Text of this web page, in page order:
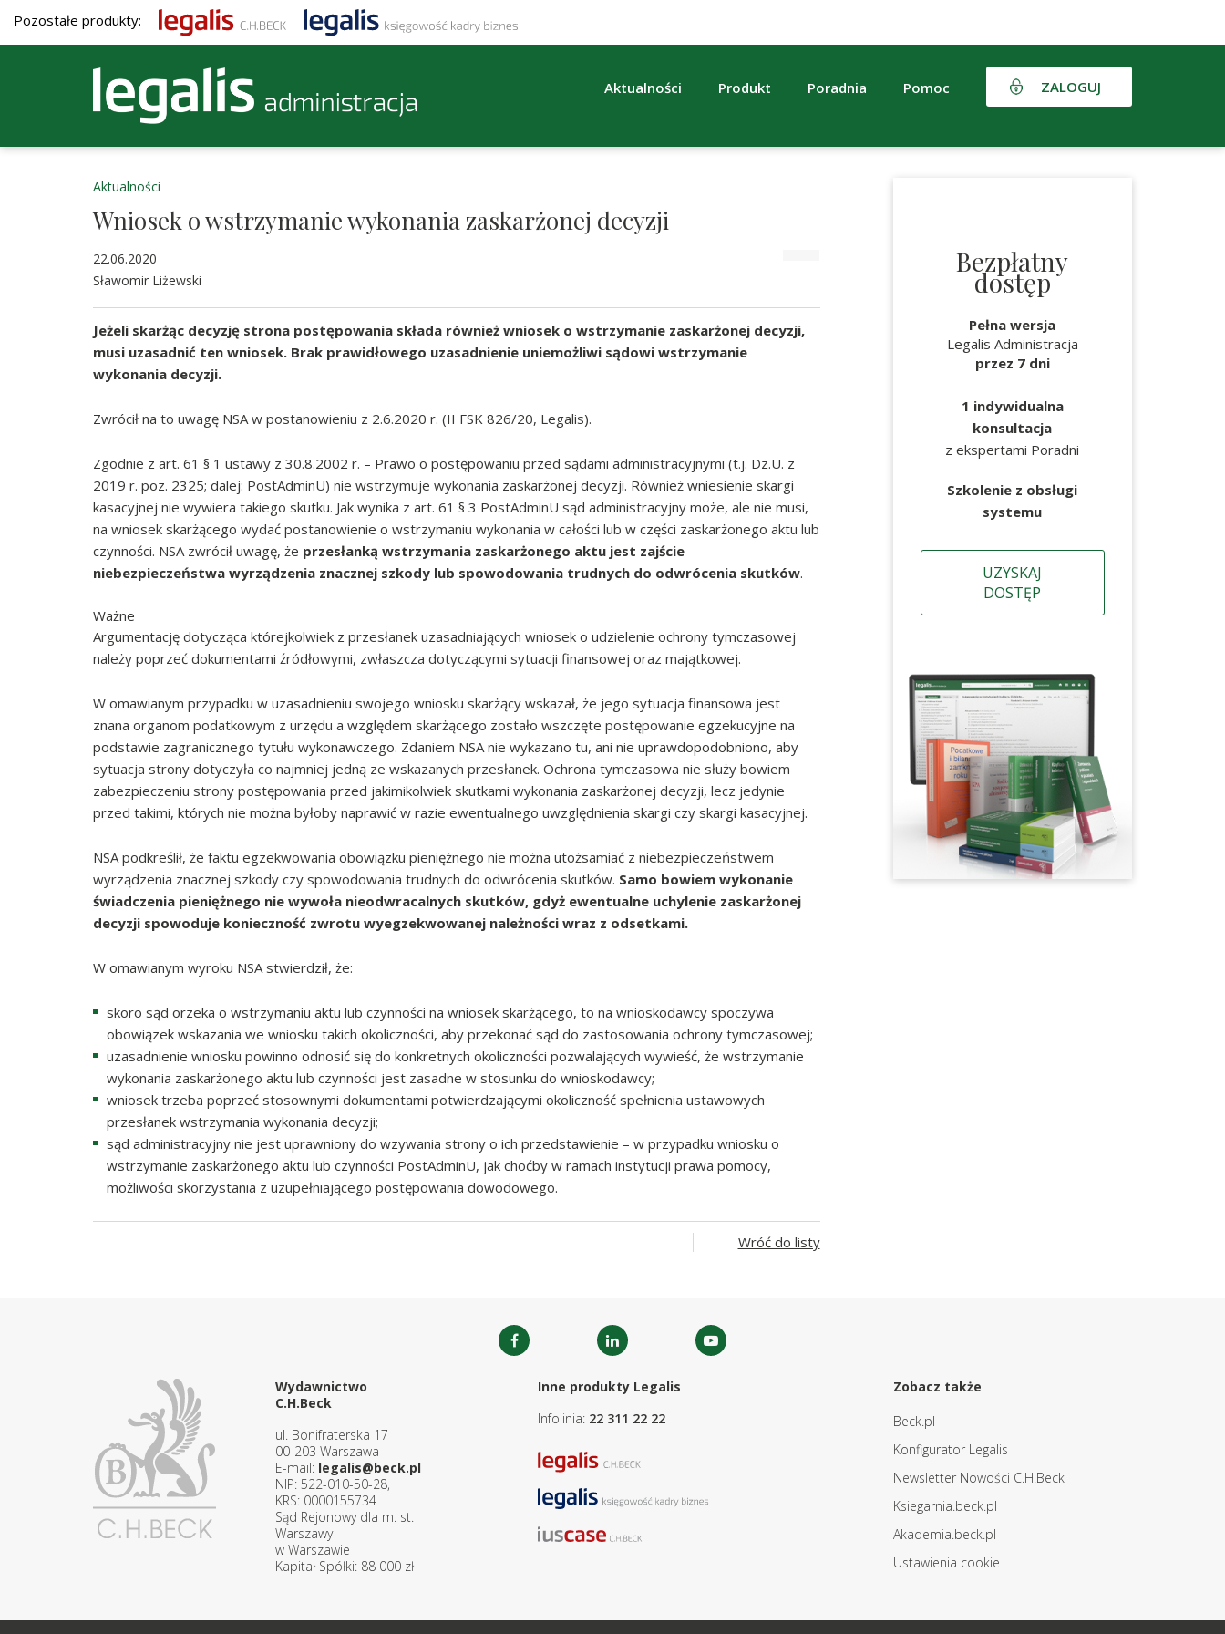
Pozostałe produkty:
Aktualności Produkt Poradnia Pomoc ZALOGUJ
Aktualności
Wniosek o wstrzymanie wykonania zaskarżonej decyzji
22.06.2020
Sławomir Liżewski
Jeżeli skarżąc decyzję strona postępowania składa również wniosek o wstrzymanie zaskarżonej decyzji,
musi uzasadnić ten wniosek. Brak prawidłowego uzasadnienie uniemożliwi sądowi wstrzymanie
wykonania decyzji.
Zwrócił na to uwagę NSA w postanowieniu z 2.6.2020 r. (II FSK 826/20, Legalis).
Zgodnie z art. 61 § 1 ustawy z 30.8.2002 r. – Prawo o postępowaniu przed sądami administracyjnymi (t.j. Dz.U. z
2019 r. poz. 2325; dalej: PostAdminU) nie wstrzymuje wykonania zaskarżonej decyzji. Również wniesienie skargi
kasacyjnej nie wywiera takiego skutku. Jak wynika z art. 61 § 3 PostAdminU sąd administracyjny może, ale nie musi,
na wniosek skarżącego wydać postanowienie o wstrzymaniu wykonania w całości lub w części zaskarżonego aktu lub
czynności. NSA zwrócił uwagę, że przesłanką wstrzymania zaskarżonego aktu jest zajście
niebezpieczeństwa wyrządzenia znacznej szkody lub spowodowania trudnych do odwrócenia skutków.
Ważne
Argumentację dotycząca którejkolwiek z przesłanek uzasadniających wniosek o udzielenie ochrony tymczasowej
należy poprzeć dokumentami źródłowymi, zwłaszcza dotyczącymi sytuacji finansowej oraz majątkowej.
W omawianym przypadku w uzasadnieniu swojego wniosku skarżący wskazał, że jego sytuacja finansowa jest
znana organom podatkowym z urzędu a względem skarżącego zostało wszczęte postępowanie egzekucyjne na
podstawie zagranicznego tytułu wykonawczego. Zdaniem NSA nie wykazano tu, ani nie uprawdopodobniono, aby
sytuacja strony dotyczyła co najmniej jedną ze wskazanych przesłanek. Ochrona tymczasowa nie służy bowiem
zabezpieczeniu strony postępowania przed jakimikolwiek skutkami wykonania zaskarżonej decyzji, lecz jedynie
przed takimi, których nie można byłoby naprawić w razie ewentualnego uwzględnienia skargi czy skargi kasacyjnej.
NSA podkreślił, że faktu egzekwowania obowiązku pieniężnego nie można utożsamiać z niebezpieczeństwem
wyrządzenia znacznej szkody czy spowodowania trudnych do odwrócenia skutków. Samo bowiem wykonanie
świadczenia pieniężnego nie wywoła nieodwracalnych skutków, gdyż ewentualne uchylenie zaskarżonej
decyzji spowoduje konieczność zwrotu wyegzekwowanej należności wraz z odsetkami.
W omawianym wyroku NSA stwierdził, że:
skoro sąd orzeka o wstrzymaniu aktu lub czynności na wniosek skarżącego, to na wnioskodawcy spoczywa
obowiązek wskazania we wniosku takich okoliczności, aby przekonać sąd do zastosowania ochrony tymczasowej;
uzasadnienie wniosku powinno odnosić się do konkretnych okoliczności pozwalających wywieść, że wstrzymanie
wykonania zaskarżonego aktu lub czynności jest zasadne w stosunku do wnioskodawcy;
wniosek trzeba poprzeć stosownymi dokumentami potwierdzającymi okoliczność spełnienia ustawowych
przesłanek wstrzymania wykonania decyzji;
sąd administracyjny nie jest uprawniony do wzywania strony o ich przedstawienie – w przypadku wniosku o
wstrzymanie zaskarżonego aktu lub czynności PostAdminU, jak choćby w ramach instytucji prawa pomocy,
możliwości skorzystania z uzupełniającego postępowania dowodowego.
Wróć do listy
Bezpłatny
dostęp
Pełna wersja
Legalis Administracja
przez 7 dni
1 indywidualna
konsultacja
z ekspertami Poradni
Szkolenie z obsługi
systemu
UZYSKAJ
DOSTĘP
Wydawnictwo
C.H.Beck
ul. Bonifraterska 17
00-203 Warszawa
E-mail: legalis@beck.pl
NIP: 522-010-50-28,
KRS: 0000155734
Sąd Rejonowy dla m. st.
Warszawy
w Warszawie
Kapitał Spółki: 88 000 zł
Inne produkty Legalis
Infolinia: 22 311 22 22
Zobacz także
Beck.pl
Konfigurator Legalis
Newsletter Nowości C.H.Beck
Ksiegarnia.beck.pl
Akademia.beck.pl
Ustawienia cookie